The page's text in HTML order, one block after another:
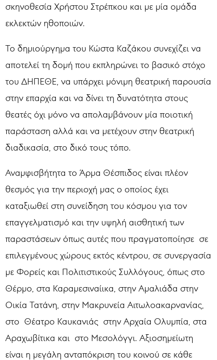
σκηνοθεσία Χρήστου Στρέπκου και με μία ομάδα
εκλεκτών ηθοποιών.
Το δημιούργημα του Κώστα Καζάκου συνεχίζει να
αποτελεί τη δομή που εκπληρώνει το βασικό στόχο
του ΔΗΠΕΘΕ, να υπάρχει μόνιμη θεατρική παρουσία
στην επαρχία και να δίνει τη δυνατότητα στους
θεατές όχι μόνο να απολαμβάνουν μία ποιοτική
παράσταση αλλά και να μετέχουν στην θεατρική
διαδικασία, στο δικό τους τόπο.
Αναμφισβήτητα το Άρμα Θέσπιδος είναι πλέον
θεσμός για την περιοχή μας ο οποίος έχει
καταξιωθεί στη συνείδηση του κόσμου για τον
επαγγελματισμό και την υψηλή αισθητική των
παραστάσεων όπως αυτές που πραγματοποίησε σε
επιλεγμένους χώρους εκτός κέντρου, σε συνεργασία
με Φορείς και Πολιτιστικούς Συλλόγους, όπως στο
Θέρμο, στα Καραμεσιναίικα, στην Αμαλιάδα στην
Οικία Τατάνη, στην Μακρυνεία Αιτωλοακαρνανίας,
στο Θέατρο Καυκανιάς στην Αρχαία Ολυμπία, στα
Αραχωβίτικα και στο Μεσολόγγι. Αξιοσημείωτη
είναι η μεγάλη ανταπόκριση του κοινού σε κάθε